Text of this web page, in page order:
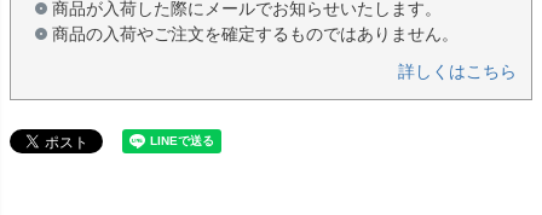
商品が入荷した際にメールでお知らせいたします。
商品の入荷やご注文を確定するものではありません。
詳しくはこちら